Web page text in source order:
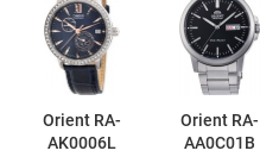
Orient RA-
AK0006L
Orient RA-
AA0C01B